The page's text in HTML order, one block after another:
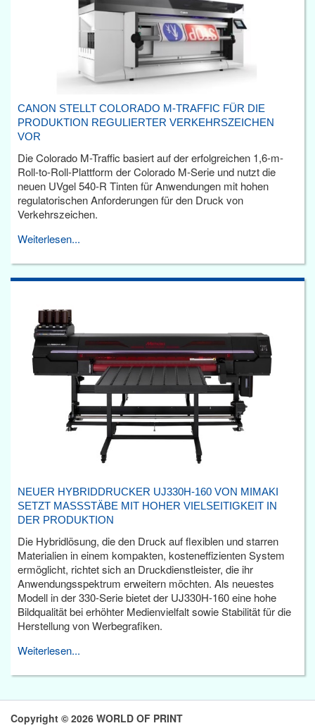
CANON STELLT COLORADO M-TRAFFIC FÜR DIE
PRODUKTION REGULIERTER VERKEHRSZEICHEN
VOR
Die Colorado M-Traffic basiert auf der erfolgreichen 1,6-m-
Roll-to-Roll-Plattform der Colorado M-Serie und nutzt die
neuen UVgel 540-R Tinten für Anwendungen mit hohen
regulatorischen Anforderungen für den Druck von
Verkehrszeichen.
Weiterlesen...
NEUER HYBRIDDRUCKER UJ330H-160 VON MIMAKI
SETZT MASSSTÄBE MIT HOHER VIELSEITIGKEIT IN D
ER PRODUKTION
Die Hybridlösung, die den Druck auf flexiblen und starren
Materialien in einem kompakten, kosteneffizienten System
ermöglicht, richtet sich an Druckdienstleister, die ihr
Anwendungsspektrum erweitern möchten. Als neuestes
Modell in der 330-Serie bietet der UJ330H-160 eine hohe
Bildqualität bei erhöhter Medienvielfalt sowie Stabilität für die
Herstellung von Werbegrafiken.
Weiterlesen...
Copyright © 2026 WORLD OF PRINT